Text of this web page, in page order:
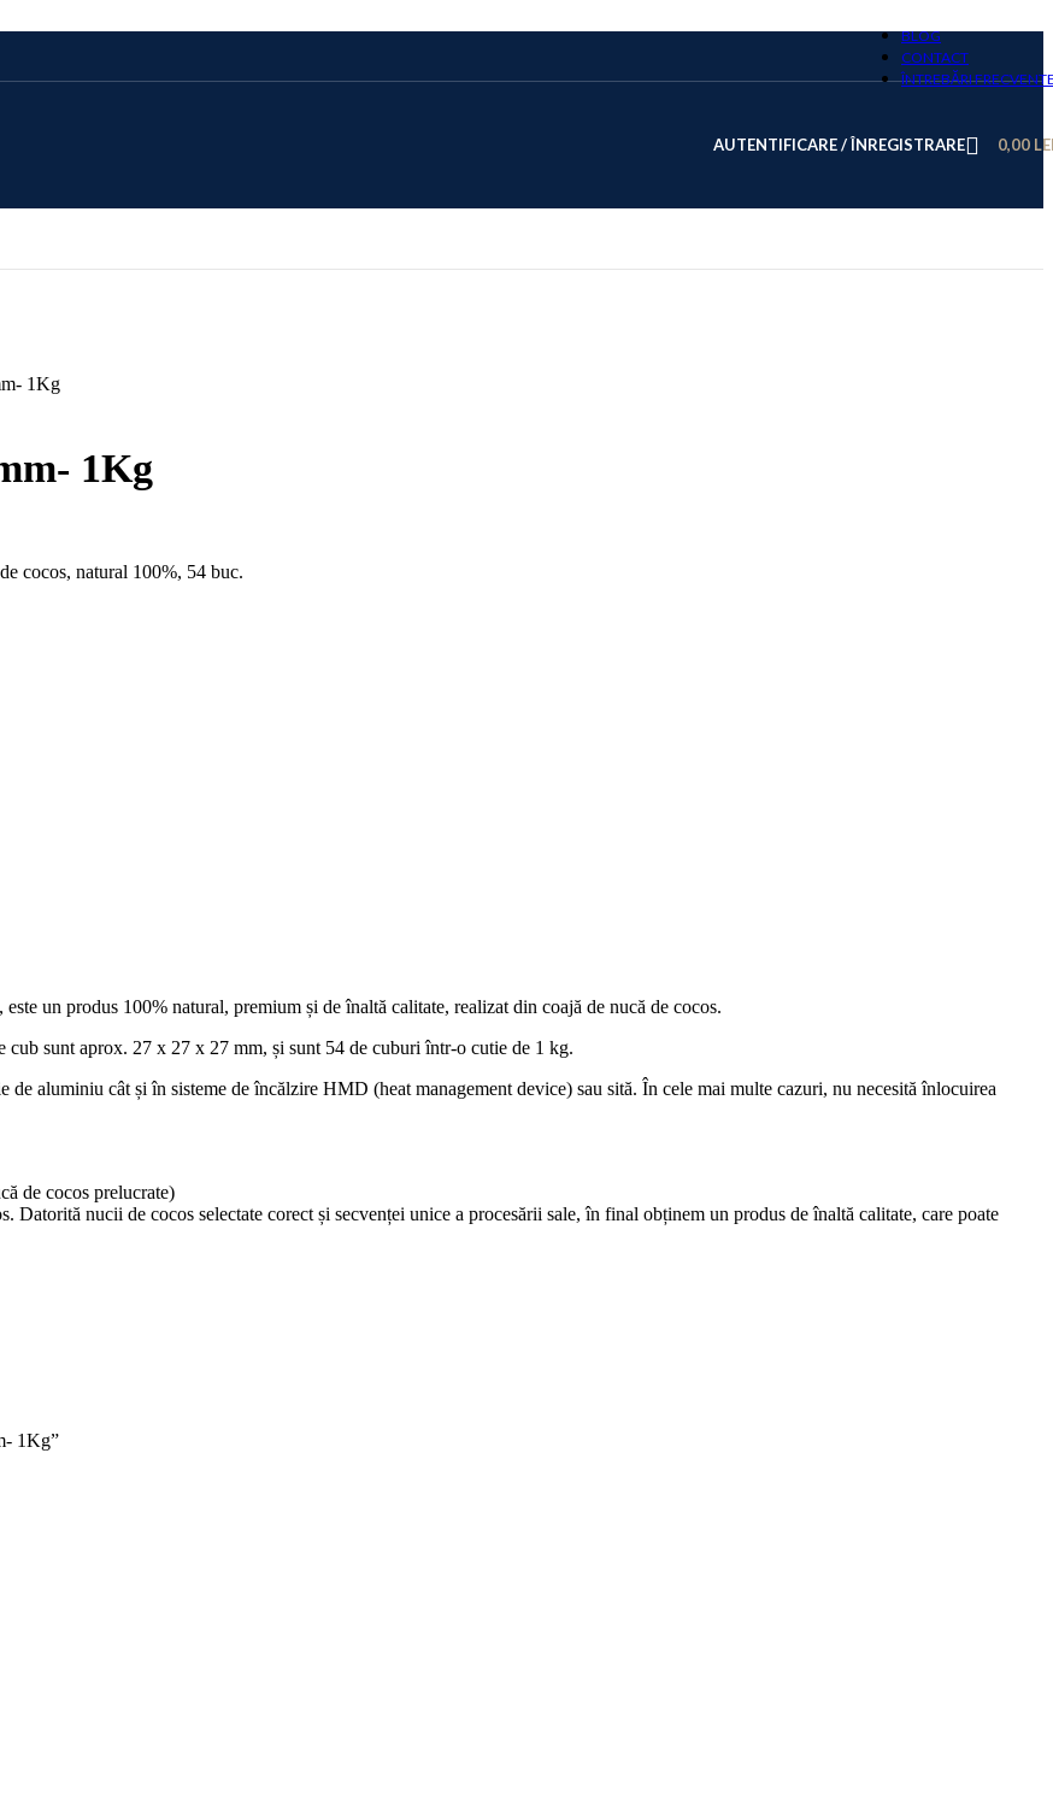
BLOG
CONTACT
ÎNTREBĂRI
AUTENTIFICARE / ÎNREGISTRARE 0,00
500 LEI
1Kg
1Kg
cocos, natural 100%, 54 buc.
un produs 100% natural, premium și de înaltă calitate, realizat din coajă de nucă de cocos.
sunt aprox. 27 x 27 x 27 mm, și sunt 54 de cuburi într-o cutie de 1 kg.
aluminiu cât și în sisteme de încălzire HMD (heat management device) sau sită. În cele mai multe cazuri, nu necesită înlocuirea
de cocos prelucrate)
Datorită nucii de cocos selectate corect și secvenței unice a procesării sale, în final obținem un produs de înaltă calitate, care poate
1Kg”